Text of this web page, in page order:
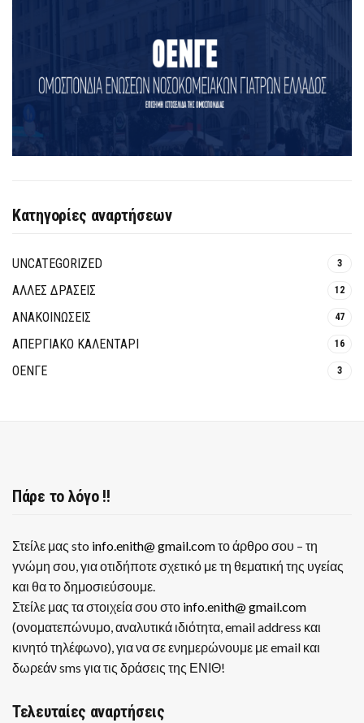
Κατηγορίες αναρτήσεων
UNCATEGORIZED 3
ΑΛΛΕΣ ΔΡΑΣΕΙΣ 12
ΑΝΑΚΟΙΝΩΣΕΙΣ 47
ΑΠΕΡΓΙΑΚΟ ΚΑΛΕΝΤΑΡΙ 16
ΟΕΝΓΕ 3
Πάρε το λόγο !!
Στείλε μας sto info.enith@ gmail.comτο άρθρο σου – τη
γνώμη σου, για οτιδήποτε σχετικό με τη θεματική της υγείας
και θα το δημοσιεύσουμε.
Στείλε μας τα στοιχεία σου στο info.enith@ gmail.com
(ονοματεπώνυμο, αναλυτικά ιδιότητα, email address και
κινητό τηλέφωνο), για να σε ενημερώνουμε με email και
δωρεάν sms για τις δράσεις της ΕΝΙΘ!
Τελευταίες αναρτήσεις